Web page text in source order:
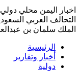
اخبار اليمن محلي
التحالف العربي
الملك سلمان بن
الرئيسية
أخبار وتقارير
دولية